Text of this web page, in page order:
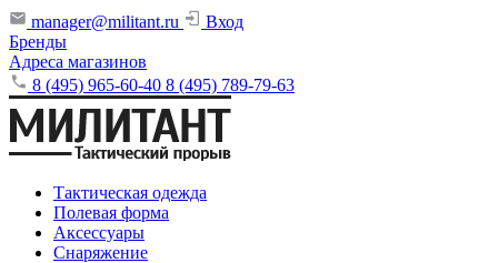
manager@militant.ru
Вход
Бренды
Адреса магазинов
8 (495) 965-60-40 8 (495) 789-79-63
Тактическая одежда
Полевая форма
Аксессуары
Снаряжение